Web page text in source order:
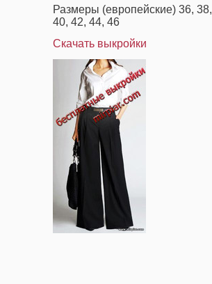
Размеры (европейские) 36, 38,
40, 42, 44, 46
Скачать выкройки